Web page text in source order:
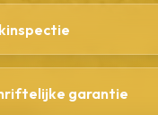
garantie